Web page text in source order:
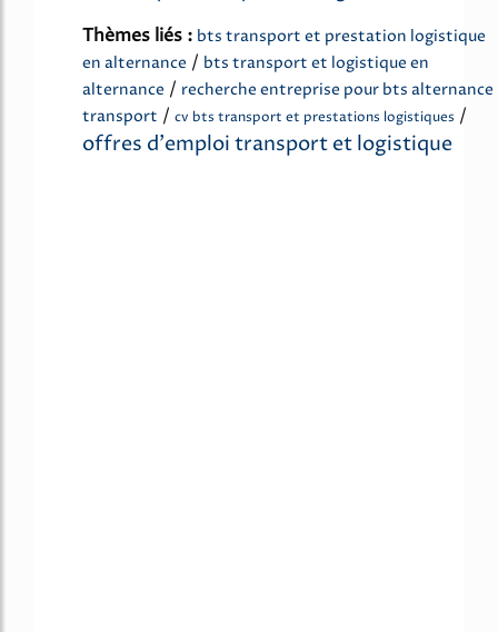
Thèmes liés : bts transport et prestation logistique
en alternance / bts transport et logistique en
alternance / recherche entreprise pour bts alternance
transport / cv bts transport et prestations logistiques /
offres d'emploi transport et logistique